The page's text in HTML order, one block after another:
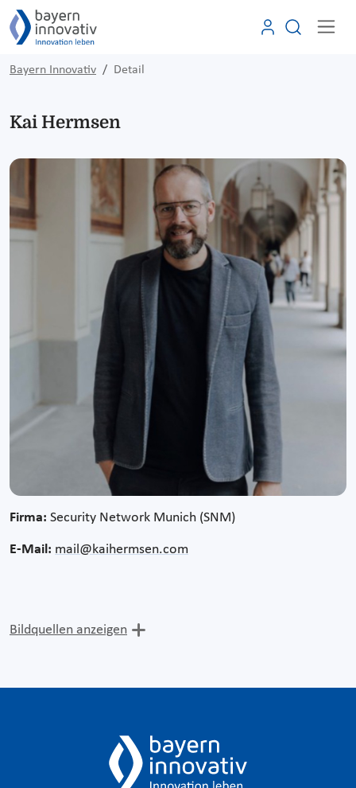
Bayern Innovativ Detail
Kai Hermsen
Firma: Security Network Munich (SNM)
E-Mail: mail@kaihermsen.com
Bildquellen anzeigen